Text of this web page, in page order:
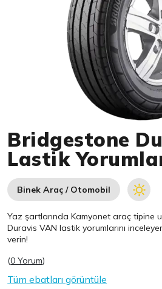
Bridgestone
Lastik
Binek Araç / Otomobil
Yaz şartlarında Kamyonet araç tipine
Duravis VAN lastik yorumlarını
verin!
(0 Yorum)
Tüm ebatları görüntüle